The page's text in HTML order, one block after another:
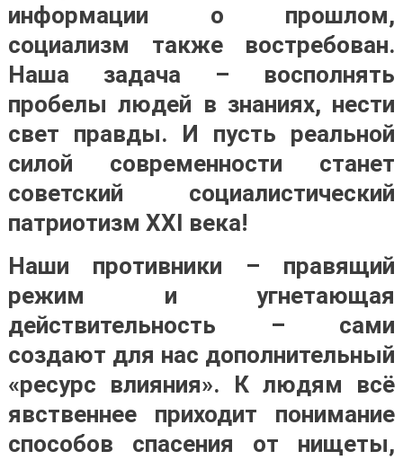
информации о прошлом,
социализм также востребован.
Наша задача – восполнять
пробелы людей в знаниях, нести
свет правды. И пусть реальной
силой современности станет
советский социалистический
патриотизм XXI века!
Наши противники – правящий
режим и угнетающая
действительность – сами
создают для нас дополнительный
«ресурс влияния». К людям всё
явственнее приходит понимание
способов спасения от нищеты,